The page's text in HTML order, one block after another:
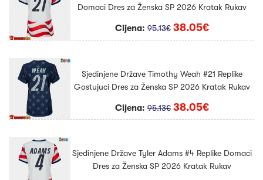
Domaci Dres za Ženska SP 2026 Kratak Rukav
Cijena:95.13€ 38.05€
Sjedinjene Države Timothy Weah #21 Replike
Gostujuci Dres za Ženska SP 2026 Kratak Rukav
Cijena:95.13€ 38.05€
Sjedinjene Države Tyler Adams #4 Replike Domaci
Dres za Ženska SP 2026 Kratak Rukav